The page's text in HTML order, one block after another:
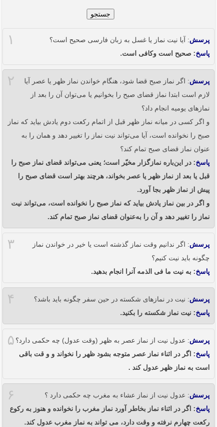
جستجو
۱ پرسش: آیا نیت نماز یا غسل به زبان فارسی صحیح است؟
پاسخ: صحیح است وکافی است.
۲ پرسش: اگر نماز صبح قضا شود، هنگام خواندن نماز ظهر یا عصر آیا
لازم است ابتدا نماز قضای صبح را بخوانیم یا می‌توان آن را بعد از
نمازهای یومیه انجام داد؟
و اگر کسی در میانه نماز ظهر قبل از اتمام رکعت دوم یادش بیاید که نماز
صبح را نخوانده است، آیا می‌تواند نیت نماز را تغییر دهد و همان را به‌
عنوان نماز قضای صبح تمام کند؟
پاسخ: در این‌باره نمازگزار مخیّر است؛ یعنی می‌تواند قضای نماز صبح را
قبل یا بعد از نماز ظهر یا عصر بخواند، هرچند بهتر است قضای صبح را
پیش از نماز ظهر بجا آورد.
و اگر در بین نماز یادش بیاید که نماز صبح را نخوانده است، می‌تواند نیت
نماز را تغییر دهد و آن را به‌عنوان قضای نماز صبح تمام کند.
۳ پرسش: اگر ندانیم وقت نماز گذشته است یا خیر در خواندن نماز
چگونه باید نیت کنیم؟
پاسخ: به نیت ما فی الذمه آنرا انجام بدهید.
۴ پرسش: نیت در نمازهای شکسته در حین سفر چگونه باید باشد؟
پاسخ: نیت نماز شکسته را بکنید.
۵ پرسش: عدول نیت از نماز عصر به ظهر (وقت عدول) چه حکمی دارد؟
پاسخ: اگر در اثناء نماز عصر متوجه بشود ظهر را نخواند و و قت باقی
است به نماز ظهر عدول کند .
۶ پرسش: عدول نیت از نماز عشاء به مغرب چه حکمی دارد ؟
پاسخ: اگر در اثناء نماز بخاطر آورد نماز مغرب را نخوانده و هنوز به رکوع
رکعت چهارم نرفته و وقت دارد، می تواند به نماز مغرب عدول کند.